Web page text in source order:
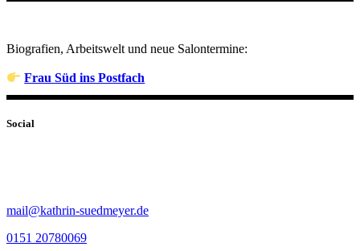
Biografien, Arbeitswelt und neue Salontermine:
Frau Süd ins Postfach
Social
mail@kathrin-suedmeyer.de
0151 20780069